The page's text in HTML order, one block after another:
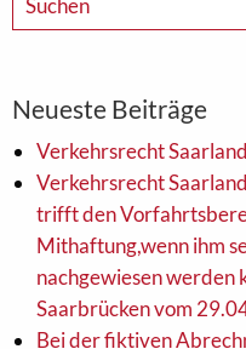
Neueste Beiträge
Verkehrsrecht
Verkehrsrecht
trifft den
Mithaftung,wenn ihm
nachgewiesen werden
Saarbrücken vom
Bei der fiktiven